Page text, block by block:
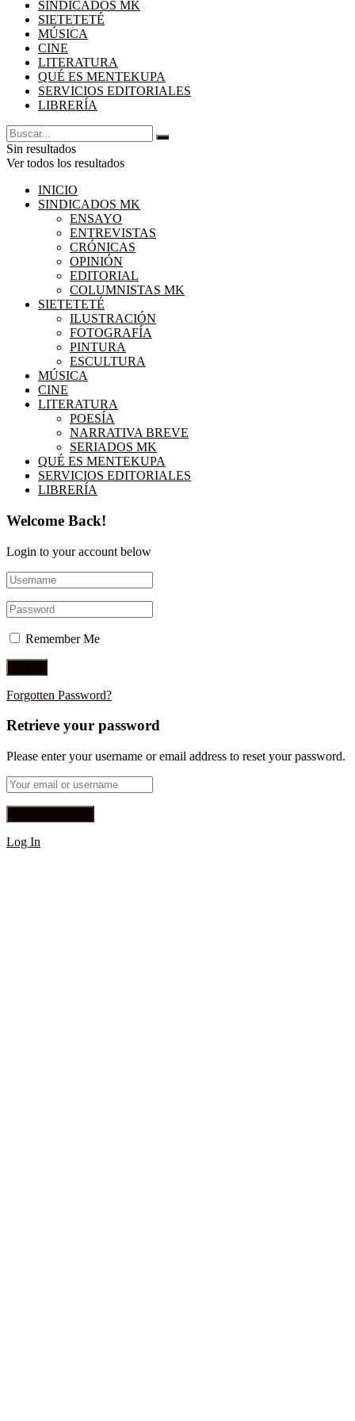
SINDICADOS MK
SIETETETÉ
MÚSICA
CINE
LITERATURA
QUÉ ES MENTEKUPA
SERVICIOS EDITORIALES
LIBRERÍA
Sin resultados
Ver todos los resultados
INICIO
SINDICADOS MK
ENSAYO
ENTREVISTAS
CRÓNICAS
OPINIÓN
EDITORIAL
COLUMNISTAS MK
SIETETETÉ
ILUSTRACIÓN
FOTOGRAFÍA
PINTURA
ESCULTURA
MÚSICA
CINE
LITERATURA
POESÍA
NARRATIVA BREVE
SERIADOS MK
QUÉ ES MENTEKUPA
SERVICIOS EDITORIALES
LIBRERÍA
Welcome Back!
Login to your account below
Remember Me
Forgotten Password?
Retrieve your password
Please enter your username or email address to reset your password.
Log In